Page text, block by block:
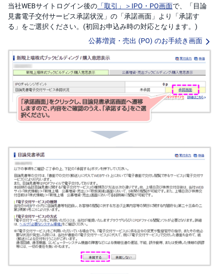
取
引
所
D(
く
り
っ
く
株
3
6
5)
F
D
S
T(
セ
キ
ュ
リ
テ
ィ
・
ト
ー
)
当社WEBサイトログイン後の 「取引」＞IPO・PO画面で、「目論
見書電子交付サービス承諾状況」の「承諾画面」より「承諾す
る」をご選択ください。(初回お申込み時の対応となります。)
公募増資・売出 (PO) のお手続き画面